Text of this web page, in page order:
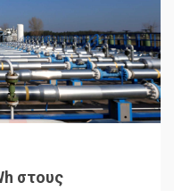
στους